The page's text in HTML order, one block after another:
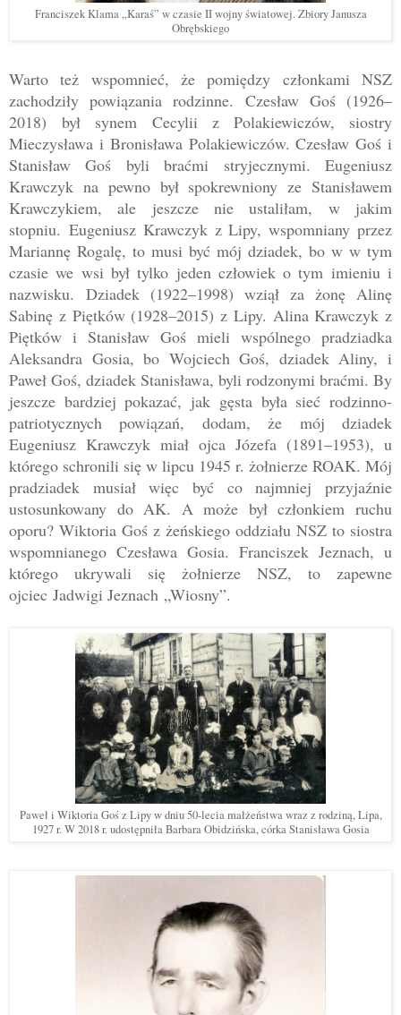
Franciszek Klama „Karaś” w czasie II wojny światowej. Zbiory Janusza
Obrębskiego
Warto też wspomnieć, że pomiędzy członkami NSZ
zachodziły powiązania rodzinne. Czesław Goś (1926–
2018)był synem Cecylii z Polakiewiczów, siostry
Mieczysława i Bronisława Polakiewiczów. Czesław Goś i
Stanisław Goś byli braćmi stryjecznymi. Eugeniusz
Krawczyk na pewno był spokrewniony ze Stanisławem
Krawczykiem, ale jeszcze nie ustaliłam, w jakim
stopniu. Eugeniusz Krawczyk z Lipy, wspomniany przez
Mariannę Rogalę, to musi być mój dziadek, bo w w tym
czasie we wsi był tylko jeden człowiek o tym imieniu i
nazwisku.
Dziadek (1922–1998) wziął za żonę Alinę
Sabinę z Piętków (1928–2015) z Lipy. Alina Krawczyk z
Piętków i Stanisław Goś mieli wspólnego pradziadka
Aleksandra Gosia, bo Wojciech Goś, dziadek Aliny, i
Paweł Goś, dziadek Stanisława, byli rodzonymi braćmi. By
jeszcze bardziej pokazać, jak gęsta była sieć rodzinno-
patriotycznych powiązań, dodam, że mój dziadek
Eugeniusz Krawczyk miał ojca Józefa (1891–1953), u
którego schronili się w lipcu 1945 r. żołnierze ROAK. Mój
pradziadek musiał więc być co najmniej przyjaźnie
ustosunkowany do AK. A może był członkiem ruchu
oporu? Wiktoria Goś z żeńskiego oddziału NSZ to siostra
wspomnianego Czesława Gosia. Franciszek Jeznach, u
którego ukrywali się żołnierze NSZ, to zapewne
ojciec Jadwigi Jeznach „Wiosny”.
Paweł i Wiktoria Goś z Lipy w dniu 50-lecia małżeństwa wraz z rodziną, Lipa,
1927 r. W 2018 r. udostępniła Barbara Obidzińska, córka Stanisława Gosia